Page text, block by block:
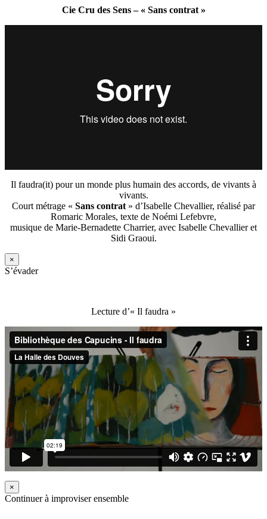
Cie Cru des Sens – « Sans contrat »
Il faudra(it) pour un monde plus humain des accords, de vivants à
vivants.
Court métrage « Sans contrat » d’Isabelle Chevallier, réalisé par
Romaric Morales, texte de Noémi Lefebvre,
musique de Marie-Bernadette Charrier, avec Isabelle Chevallier et
Sidi Graoui.
×
S’évader
Lecture d’« Il faudra »
×
Continuer à improviser ensemble